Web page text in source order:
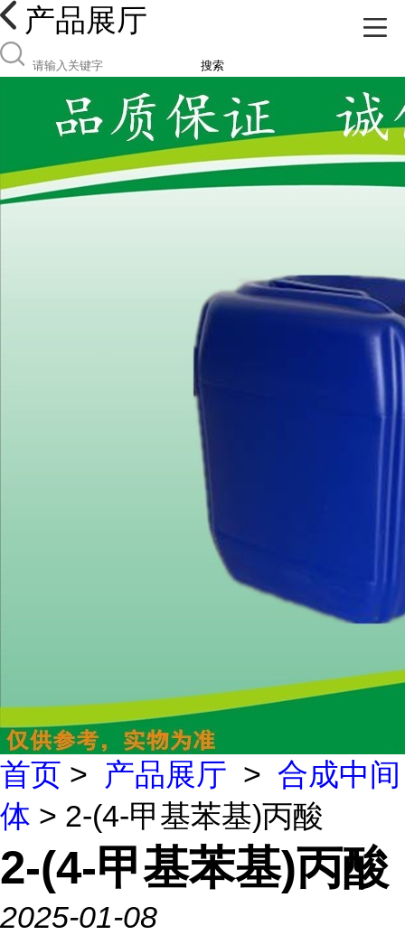
产品展厅
搜索
首页 > 产品展厅 > 合成中间
体 > 2-(4-甲基苯基)丙酸
2-(4-甲基苯基)丙酸
2025-01-08